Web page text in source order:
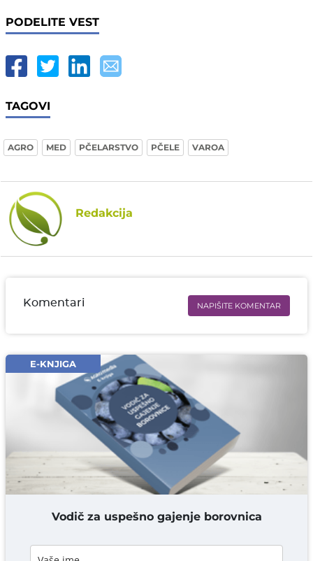
PODELITE VEST
TAGOVI
AGRO MED PČELARSTVO PČELE VAROA
Redakcija
Komentari NAPIŠITE KOMENTAR
Email* obavezno
Komentar* obavezno
DODAJ KOMENTAR
E-KNJIGA
Vodič za uspešno gajenje borovnica